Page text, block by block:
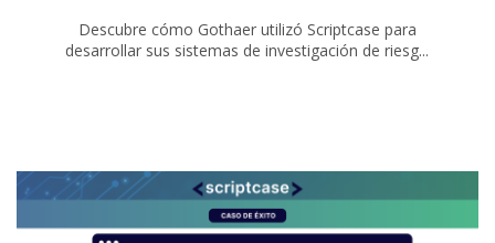
Descubre cómo Gothaer utilizó Scriptcase para
desarrollar sus sistemas de investigación de riesg...